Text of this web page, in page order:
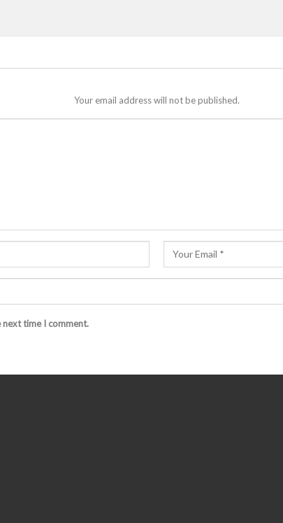
Your email address will not be published.
next time I comment.